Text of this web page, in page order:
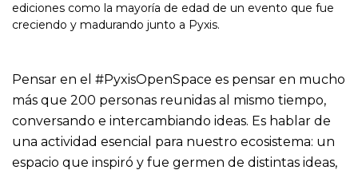
ediciones como la mayoría de edad de un evento que fue
creciendo y madurando junto a Pyxis.
Pensar en el #PyxisOpenSpace es pensar en mucho
más que 200 personas reunidas al mismo tiempo,
conversando e intercambiando ideas. Es hablar de
una actividad esencial para nuestro ecosistema: un
espacio que inspiró y fue germen de distintas ideas,